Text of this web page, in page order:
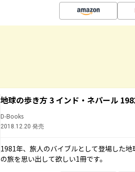
地球の歩き方 3 インド・ネパール
D-Books
2018.12.20 発売
1981年、旅人のバイブルとして登場した
の旅を思い出して欲しい1冊です。